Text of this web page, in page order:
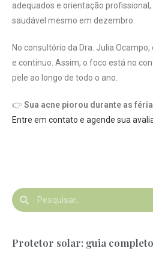
adequados e orientação
saudável mesmo em dezembro.
No consultório da Dra. Julia
e contínuo. Assim, o foco está no
pele ao longo de todo o ano.
👉Sua acne piorou durante as
Entre em contato e agende sua
Protetor solar: guia